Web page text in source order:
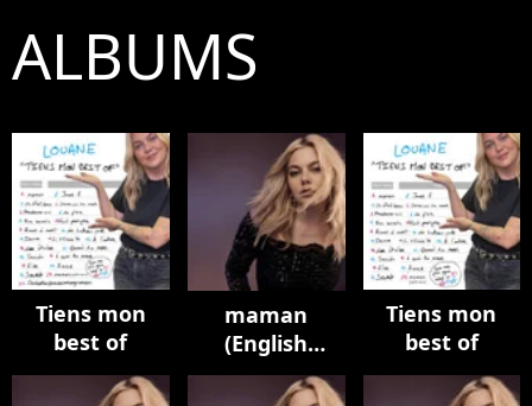
ALBUMS
Tiens mon
best of
maman
(English
Version)
Tiens mon
best of